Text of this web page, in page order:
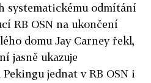
systematickému odmítání
RB OSN na ukončení
domu Jay Carney řekl,
jasně ukazuje
jednat v RB OSN i